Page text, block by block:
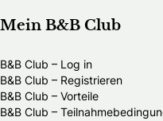
Mein B&B Club
B&B Club – Log in
B&B Club – Registrieren
B&B Club – Vorteile
B&B Club –